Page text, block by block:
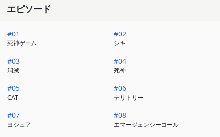
同じゲームの参加者である少女・シキと出会い、“パートナー”とし
理不尽に課せられる“ミッション”や襲いかかってくるバケモノ“ノ
イズ”に立ち向かいながら、
「死神のゲーム」と自分の記憶に隠された真相に迫っていく。
『生き残れるのは、パートナーを信頼できた奴だけだ。』
果たして、彼らは生き残ることができるのかー
エピソード
#01
死神ゲーム
#02
シキ
#03
消滅
#04
死神
#05
CAT
#06
テリトリー
#07
ヨシュア
#08
エマージェンシーコール